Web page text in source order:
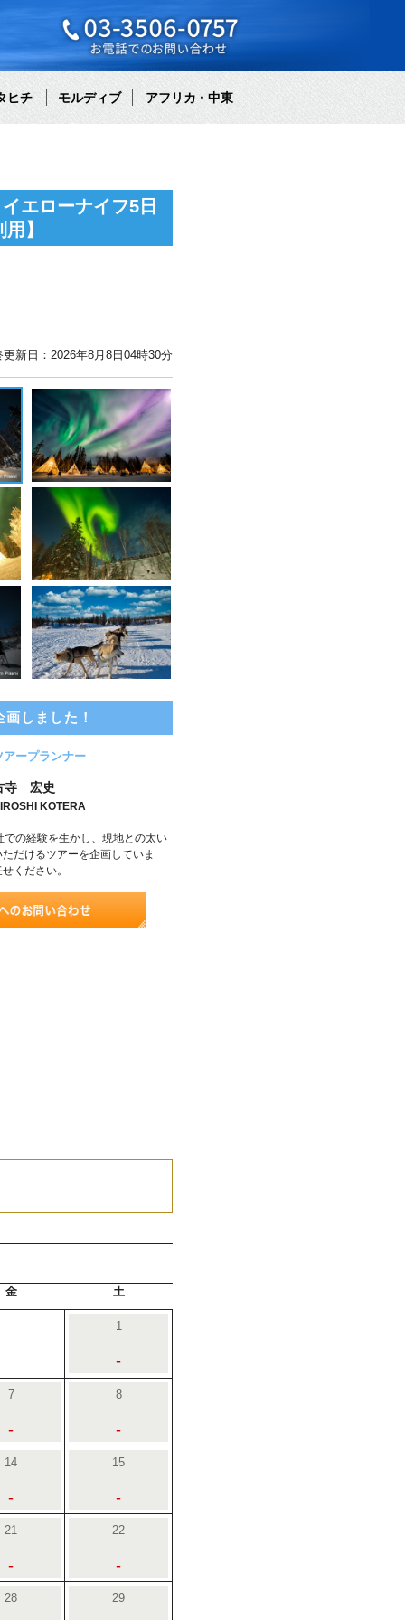
ヒチ モルディブ アフリカ・中東
エローナイフ5日
】
更新日：2026年8月8日04時30分
画しました！
アープランナー
寺 宏史
KOTERA
の経験を生かし、現地との太い
だけるツアーを企画していま
ください。
金 土
1
-
7
-
8
-
14
-
15
-
21
-
22
-
28 29